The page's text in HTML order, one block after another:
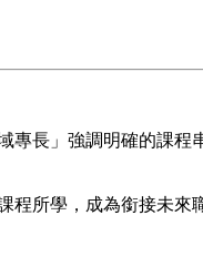
長」強調明確的課
所學，成為銜接未來